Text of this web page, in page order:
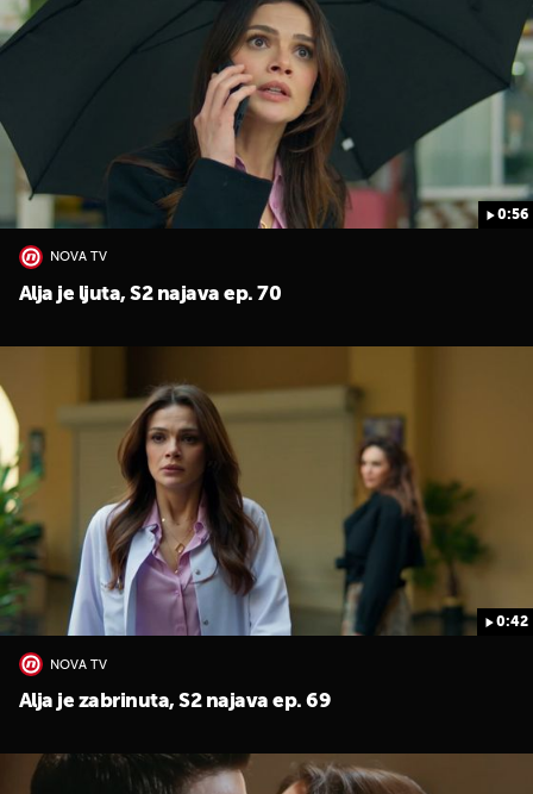
0:56
NOVA TV
Alja je ljuta, S2 najava ep. 70
0:42
NOVA TV
Alja je zabrinuta, S2 najava ep. 69